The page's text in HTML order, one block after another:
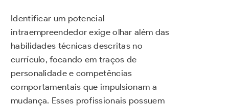
Identificar um potencial
intraempreendedor exige olhar além das
habilidades técnicas descritas no
currículo, focando em traços de
personalidade e competências
comportamentais que impulsionam a
mudança. Esses profissionais possuem